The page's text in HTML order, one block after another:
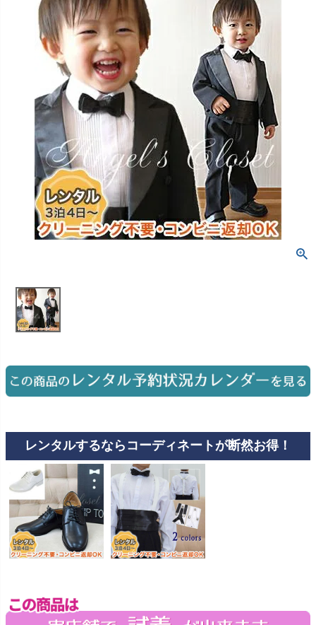
七五三着物 シューズ
小物・アクセ パニエ
アウター レディース
販売
コスチューム アウター
インナー・パニエ アクセサリー
ジュエリー
Season Best
Recital & Concours
発表会・コンクール
舞台で輝くステージ衣装
結婚式
フラワーガール・リングボーイ・ゲ
Graduation & Entrance
卒業式・入学式
きちんと感のあるフォーマル
Shichi-Go-San
七五三
3歳・5歳・7歳の晴れの日
創業2003年からの想い
Rentalレンタル
レンタルのご案内
予約・配送・返却・料金
レンタルの流れ
4ステップで簡単
あんしんパック
汚れ・キズ・破損の補償
Buy & Supportご購入・サポート
08 送料・お支払い
送料・決済方法
09 お問い合わせ
Atelier
実店舗 つくば店
Tsukuba Boutique
〒 茨城県土浦市大町14-16-1F
営業 10:00–18:00（完全予約制）
定休 月曜日
店舗を予約する →
写真スタジオ APS
Angel's Photo Studio
対応 七五三・発表会・記念撮影
予約 Web または お電話
特典 ヘアメイク・着付け
レンタルするならコーディネートが断然お得！